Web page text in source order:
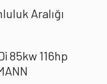
Aralığı
85kw 116hp